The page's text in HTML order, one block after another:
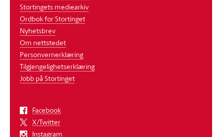
Stortingets mediearkiv
Ordbok for Stortinget
Nyhetsbrev
Om nettstedet
Personvernerklæring
Tilgjengelighetserklæring
Jobb på Stortinget
Facebook
X/Twitter
Instagram